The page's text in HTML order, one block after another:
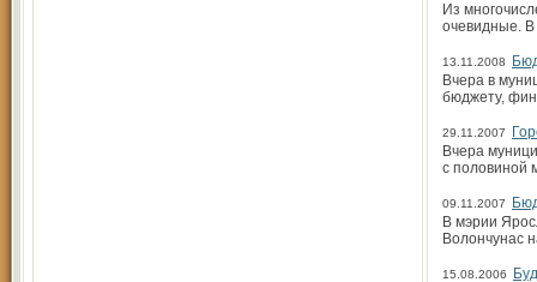
Из
очевидные. В
13.11.2008
Вчера в
бюджету,
29.11.2007
Вчера
с половиной
09.11.2007
В мэрии
Волончунас
15.08.2006